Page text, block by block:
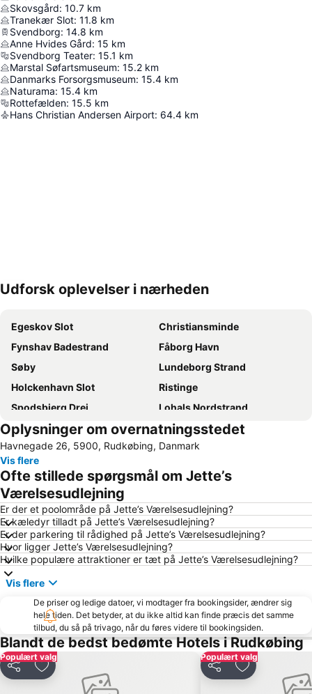
Skovsgård: 10.7 km
Tranekær Slot: 11.8 km
Svendborg: 14.8 km
Anne Hvides Gård: 15 km
Svendborg Teater: 15.1 km
Marstal Søfartsmuseum: 15.2 km
Danmarks Forsorgsmuseum: 15.4 km
Naturama: 15.4 km
Rottefælden: 15.5 km
Hans Christian Andersen Airport: 64.4 km
Udvid kort
Udforsk oplevelser i nærheden
Egeskov Slot
Christiansminde
Fynshav Badestrand
Fåborg Havn
Søby
Lundeborg Strand
Holckenhavn Slot
Ristinge
Spodsbjerg Drej
Lohals Nordstrand
Egeskov veteranmuseum
Oplysninger om overnatningsstedet
Havnegade 26, 5900, Rudkøbing, Danmark
Vis flere
Ofte stillede spørgsmål om Jette’s
Værelsesudlejning
Er der et poolområde på Jette’s Værelsesudlejning?
Er kæledyr tilladt på Jette’s Værelsesudlejning?
Er der parkering til rådighed på Jette’s Værelsesudlejning?
Hvor ligger Jette’s Værelsesudlejning?
Hvilke populære attraktioner er tæt på Jette’s Værelsesudlejning?
Vis flere
De priser og ledige datoer, vi modtager fra bookingsider, ændrer sig
hele tiden. Det betyder, at du ikke altid kan finde præcis det samme
tilbud, du så på trivago, når du føres videre til bookingsiden.
Blandt de bedst bedømte Hotels i Rudkøbing
Populært valg
Del Føj til favoritter
Populært valg
Del Føj til